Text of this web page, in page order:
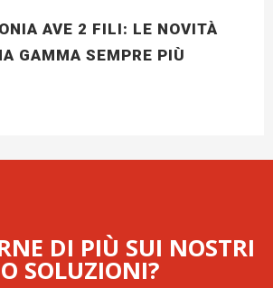
AVE 2 FILI: LE NOVITÀ
GAMMA SEMPRE PIÙ
DI PIÙ SUI NOSTRI
SOLUZIONI?